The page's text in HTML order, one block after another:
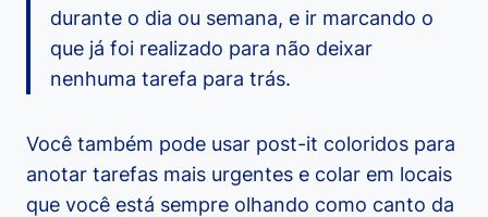
durante o dia ou semana, e ir marcando o
que já foi realizado para não deixar
nenhuma tarefa para trás.
Você também pode usar post-it coloridos para
anotar tarefas mais urgentes e colar em locais
que você está sempre olhando como canto da